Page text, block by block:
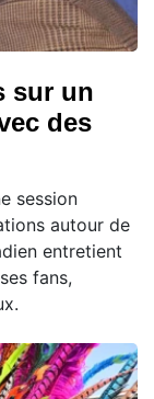
sur un
des
session
autour de
entretient
fans,